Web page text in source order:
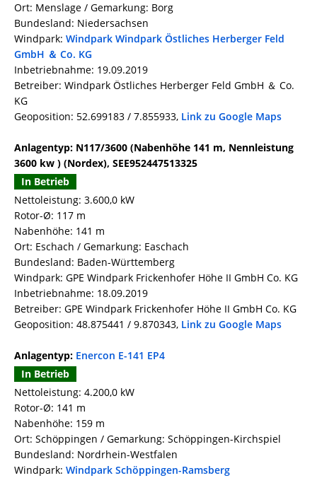
Ort: Menslage / Gemarkung: Borg
Bundesland: Niedersachsen
Windpark: Windpark Windpark Östliches Herberger Feld
GmbH ＆ Co. KG
Inbetriebnahme: 19.09.2019
Betreiber: Windpark Östliches Herberger Feld GmbH ＆ Co.
KG
Geoposition: 52.699183 / 7.855933, Link zu Google Maps
Anlagentyp: N117/3600 (Nabenhöhe 141 m, Nennleistung
3600 kw ) (Nordex), SEE952447513325
In Betrieb
Nettoleistung: 3.600,0 kW
Rotor-Ø: 117 m
Nabenhöhe: 141 m
Ort: Eschach / Gemarkung: Easchach
Bundesland: Baden-Württemberg
Windpark: GPE Windpark Frickenhofer Höhe II GmbH Co. KG
Inbetriebnahme: 18.09.2019
Betreiber: GPE Windpark Frickenhofer Höhe II GmbH Co. KG
Geoposition: 48.875441 / 9.870343, Link zu Google Maps
Anlagentyp: Enercon E-141 EP4
In Betrieb
Nettoleistung: 4.200,0 kW
Rotor-Ø: 141 m
Nabenhöhe: 159 m
Ort: Schöppingen / Gemarkung: Schöppingen-Kirchspiel
Bundesland: Nordrhein-Westfalen
Windpark: Windpark Schöppingen-Ramsberg